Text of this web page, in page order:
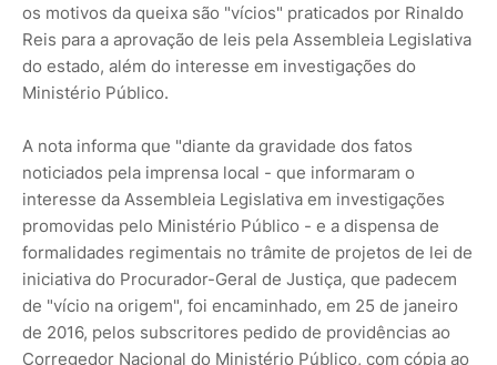
os motivos da queixa são "vícios" praticados por Rinaldo
Reis para a aprovação de leis pela Assembleia Legislativa
do estado, além do interesse em investigações do
Ministério Público.
A nota informa que "diante da gravidade dos fatos
noticiados pela imprensa local - que informaram o
interesse da Assembleia Legislativa em investigações
promovidas pelo Ministério Público - e a dispensa de
formalidades regimentais no trâmite de projetos de lei de
iniciativa do Procurador-Geral de Justiça, que padecem
de "vício na origem", foi encaminhado, em 25 de janeiro
de 2016, pelos subscritores pedido de providências ao
Corregedor Nacional do Ministério Público, com cópia ao